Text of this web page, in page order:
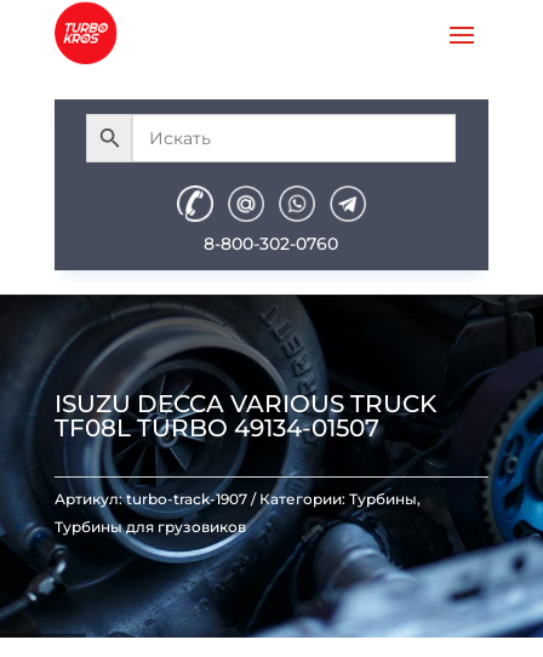
8-800-302-0760
ISUZU DECCA VARIOUS TRUCK
TF08L TURBO 49134-01507
Артикул:turbo-track-1907 Категории: Турбины,
Турбины для грузовиков